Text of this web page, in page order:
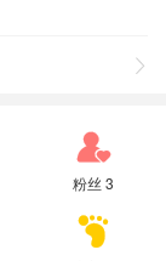


粉丝 3
